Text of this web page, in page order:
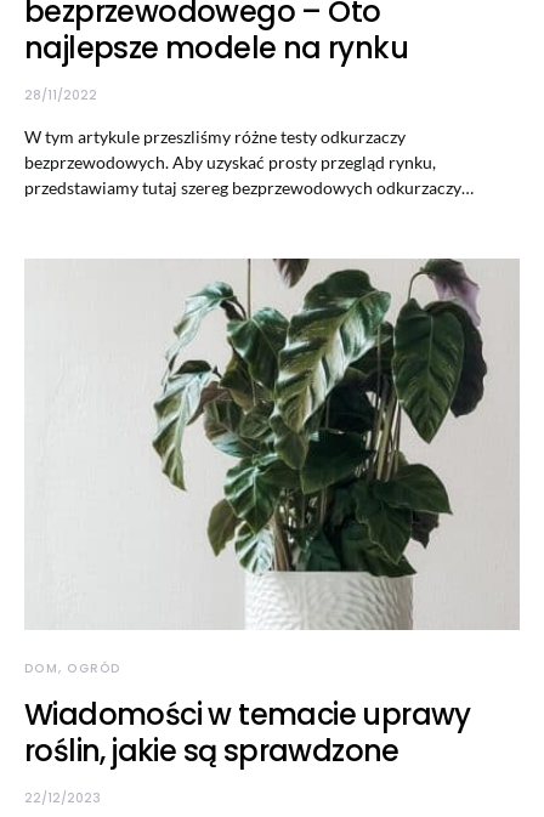
bezprzewodowego – Oto
najlepsze modele na rynku
28/11/2022
W tym artykule przeszliśmy różne testy odkurzaczy
bezprzewodowych. Aby uzyskać prosty przegląd rynku,
przedstawiamy tutaj szereg bezprzewodowych odkurzaczy…
DOM, OGRÓD
Wiadomości w temacie uprawy
roślin, jakie są sprawdzone
22/12/2023